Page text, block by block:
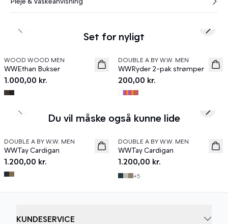
Set for nyligt
News
WOOD WOOD MEN
WWEthan Bukser
1.000,00 kr.
News
DOUBLE A BY W.W. MEN
WWRyder 2-pak strømper
200,00 kr.
Previous slide Next
Du vil måske også kunne lide
News
DOUBLE A BY W.W. MEN
WWTay Cardigan
1.200,00 kr.
News
DOUBLE A BY W.W. MEN
WWTay Cardigan
1.200,00 kr.
+5
Previous slide Next
KUNDESERVICE